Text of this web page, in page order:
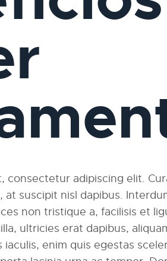
consectetur adipiscing elit.
at suscipit nisl dapibus.
non tristique a, facilisis et
ultricies erat dapibus,
enim quis egestas